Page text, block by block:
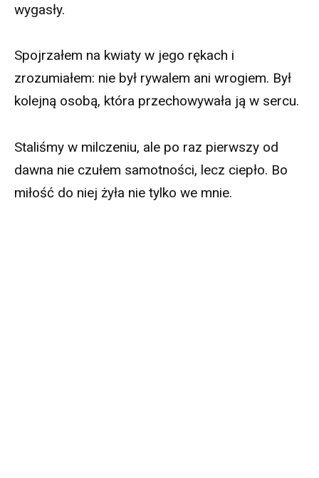
wygasły.
Spojrzałem na kwiaty w jego rękach i
zrozumiałem: nie był rywalem ani wrogiem. Był
kolejną osobą, która przechowywała ją w sercu.
Staliśmy w milczeniu, ale po raz pierwszy od
dawna nie czułem samotności, lecz ciepło. Bo
miłość do niej żyła nie tylko we mnie.